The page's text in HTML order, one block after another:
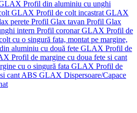
Profil din aluminiu cu unghi
GLAX Profil de colt incastrat GLAX
perete Profil Glax tavan Profil Glax
intern Profil coronar GLAX Profil de
cu o singură fata, montat pe margine,
aluminiu cu două fete GLAX Profil de
Profil de margine cu doua fete si cant
cu o singură fata GLAX Profil de
si cant ABS GLAX Dispersoare/Capace